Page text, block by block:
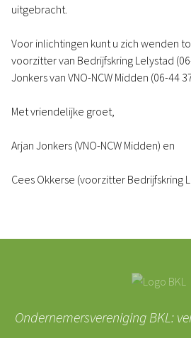
uitgebracht.
Voor inlichtingen kunt u zich wenden
voorzitter van Bedrijfskring Lelystad
Jonkers van VNO-NCW Midden (06-44
Met vriendelijke groet,
Arjan Jonkers (VNO-NCW Midden) en
Cees Okkerse (voorzitter Bedrijfskring
Ondernemersvereniging BKL: